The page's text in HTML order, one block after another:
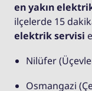
en yakın
ilçelerde 15
elektrik servisi
Nilüfer
Osmangazi